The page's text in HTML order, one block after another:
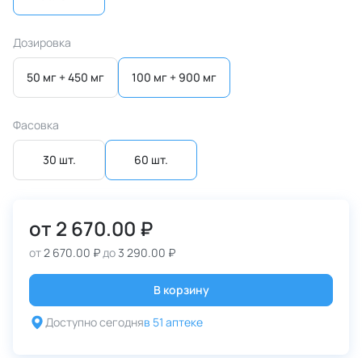
Дозировка
50 мг + 450 мг 100 мг + 900 мг
Фасовка
30 шт. 60 шт.
от 2 670.00 ₽
от2 670.00 ₽до3 290.00 ₽
В корзину
Доступно сегодняв 51 аптеке